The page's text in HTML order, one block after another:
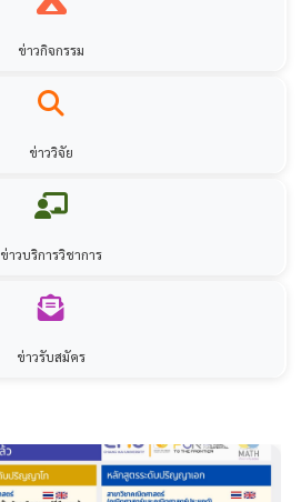
ข่าวกิจกรรม
ข่าววิจัย
ข่าวบริการวิชาการ
ข่าวรับสมัคร